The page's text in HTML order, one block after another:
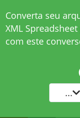
Converta seu
XML
com este
...